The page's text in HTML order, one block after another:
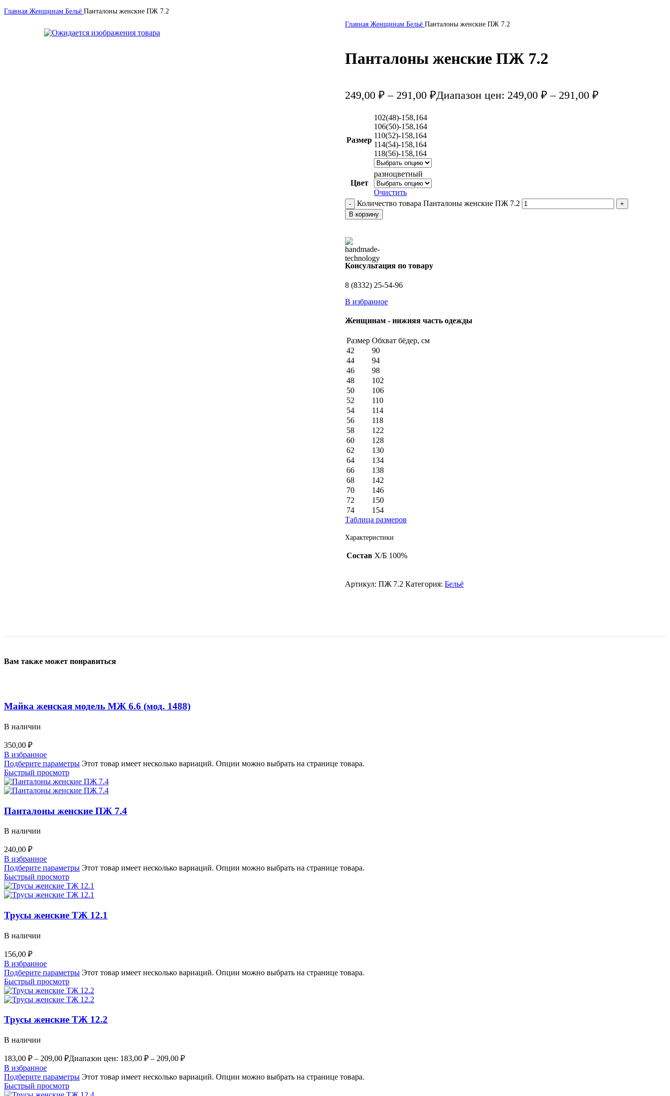
Главная Женщинам Бельё Панталоны женские ПЖ 7.2
Главная Женщинам Бельё Панталоны женские ПЖ 7.2
Панталоны женские ПЖ 7.2
249,00 ₽ – 291,00 ₽Диапазон цен: 249,00 ₽ – 291,00 ₽
Размер
102(48)-158,164
106(50)-158,164
110(52)-158,164
114(54)-158,164
118(56)-158,164
Цвет
разноцветный
Очистить
Количество товара Панталоны женские ПЖ 7.2
В корзину
Консультация по товару
8 (8332) 25-54-96
В избранное
Женщинам - нижняя часть одежды
Размер Обхват бёдер, см
42
90
44
94
46
98
48
102
50
106
52
110
54
114
56
118
58
122
60
128
62
130
64
134
66
138
68
142
70
146
72
150
74
154
Таблица размеров
Характеристики
Состав Х/Б 100%
Артикул: ПЖ 7.2 Категория: Бельё
Вам также может понравиться
Майка женская модель МЖ 6.6 (мод. 1488)
В наличии
350,00 ₽
В избранное
Подберите параметры Этот товар имеет несколько вариаций. Опции можно выбрать на странице товара.
Быстрый просмотр
Панталоны женские ПЖ 7.4
В наличии
240,00 ₽
В избранное
Подберите параметры Этот товар имеет несколько вариаций. Опции можно выбрать на странице товара.
Быстрый просмотр
Трусы женские ТЖ 12.1
В наличии
156,00 ₽
В избранное
Подберите параметры Этот товар имеет несколько вариаций. Опции можно выбрать на странице товара.
Быстрый просмотр
Трусы женские ТЖ 12.2
В наличии
183,00 ₽ – 209,00 ₽Диапазон цен: 183,00 ₽ – 209,00 ₽
В избранное
Подберите параметры Этот товар имеет несколько вариаций. Опции можно выбрать на странице товара.
Быстрый просмотр